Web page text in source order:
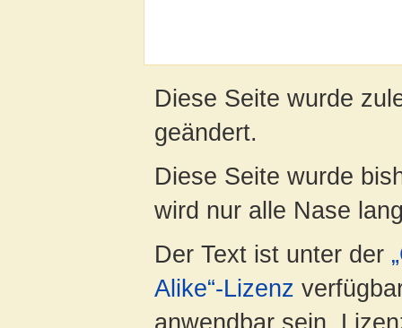
Diese Seite wurde
geändert.
Diese Seite wurde
wird nur alle Nase
Der Text ist unter der
Alike“-Lizenz